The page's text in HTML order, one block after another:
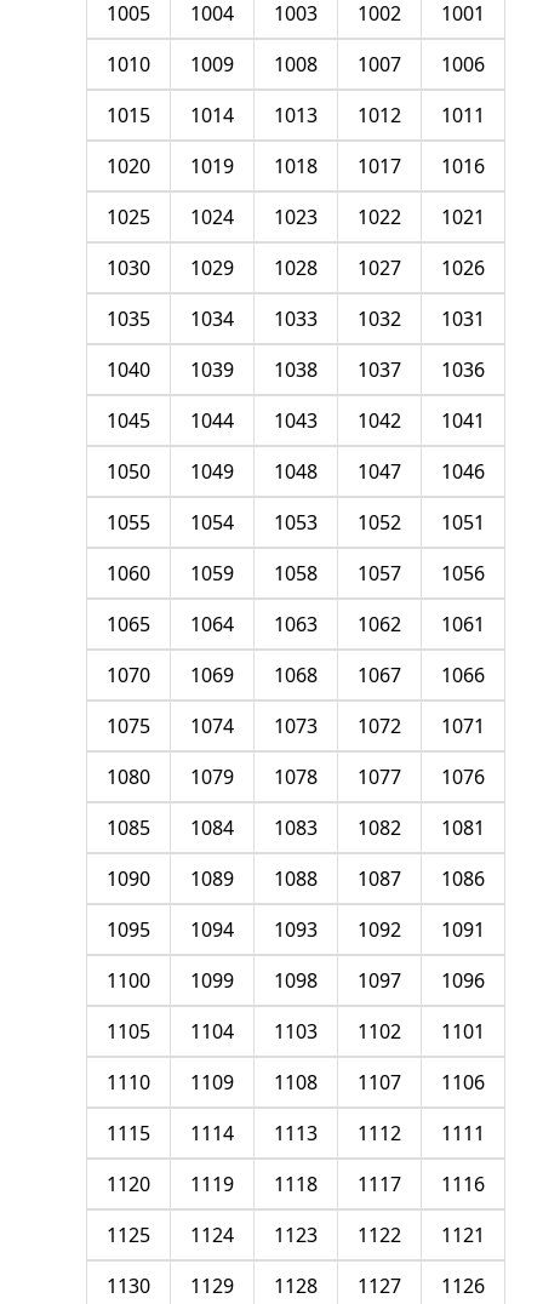
1001
1002
1003
1004
1005
1006
1007
1008
1009
1010
1011
1012
1013
1014
1015
1016
1017
1018
1019
1020
1021
1022
1023
1024
1025
1026
1027
1028
1029
1030
1031
1032
1033
1034
1035
1036
1037
1038
1039
1040
1041
1042
1043
1044
1045
1046
1047
1048
1049
1050
1051
1052
1053
1054
1055
1056
1057
1058
1059
1060
1061
1062
1063
1064
1065
1066
1067
1068
1069
1070
1071
1072
1073
1074
1075
1076
1077
1078
1079
1080
1081
1082
1083
1084
1085
1086
1087
1088
1089
1090
1091
1092
1093
1094
1095
1096
1097
1098
1099
1100
1101
1102
1103
1104
1105
1106
1107
1108
1109
1110
1111
1112
1113
1114
1115
1116
1117
1118
1119
1120
1121
1122
1123
1124
1125
1126
1127
1128
1129
1130